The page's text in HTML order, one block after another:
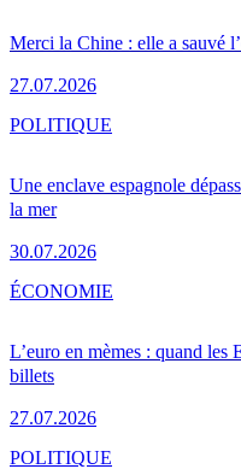
Merci la Chine : elle a sauvé
27.07.2026
Une enclave espagnole
la mer
30.07.2026
POLITIQUE
L’euro en mèmes : quand les
billets
27.07.2026
ÉCONOMIE
POLITIQUE